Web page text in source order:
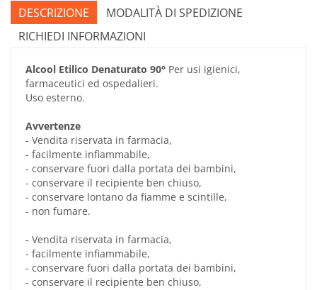
DESCRIZIONE
MODALITÀ DI SPEDIZIONE
RICHIEDI INFORMAZIONI
Alcool Etilico Denaturato 90° Per usi igienici,
farmaceutici ed ospedalieri.
Uso esterno.
Avvertenze
- Vendita riservata in farmacia,
- facilmente infiammabile,
- conservare fuori dalla portata dei bambini,
- conservare il recipiente ben chiuso,
- conservare lontano da fiamme e scintille,
- non fumare.
- Vendita riservata in farmacia,
- facilmente infiammabile,
- conservare fuori dalla portata dei bambini,
- conservare il recipiente ben chiuso,